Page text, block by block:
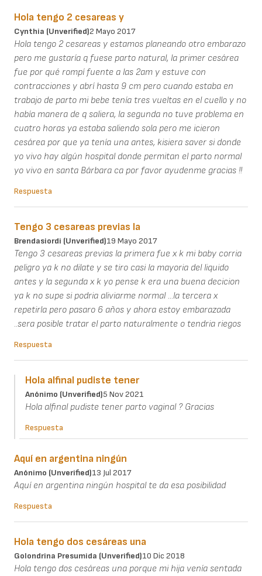
Hola tengo 2 cesareas y
Cynthia (unverified)2 Mayo 2017
Hola tengo 2 cesareas y estamos planeando otro embarazo
pero me gustaría q fuese parto natural, la primer cesárea
fue por qué rompí fuente a las 2am y estuve con
contracciones y abrí hasta 9 cm pero cuando estaba en
trabajo de parto mi bebe tenía tres vueltas en el cuello y no
había manera de q saliera, la segunda no tuve problema en
cuatro horas ya estaba saliendo sola pero me icieron
cesárea por que ya tenía una antes, kisiera saver si donde
yo vivo hay algún hospital donde permitan el parto normal
yo vivo en santa Bárbara ca por favor ayudenme gracias !!
Respuesta
Tengo 3 cesareas previas la
Brendasiordi (unverified)19 Mayo 2017
Tengo 3 cesareas previas la primera fue x k mi baby corria
peligro ya k no dilate y se tiro casi la mayoria del liquido
antes y la segunda x k yo pense k era una buena decicion
ya k no supe si podria aliviarme normal ...la tercera x
repetirla pero pasaro 6 años y ahora estoy embarazada
..sera posible tratar el parto naturalmente o tendria riegos
Respuesta
Hola alfinal pudiste tener
Anónimo (unverified)5 Nov 2021
Hola alfinal pudiste tener parto vaginal ? Gracias
Respuesta
Aquí en argentina ningún
Anónimo (unverified)13 Jul 2017
Aquí en argentina ningún hospital te da esa posibilidad
Respuesta
Hola tengo dos cesáreas una
Golondrina Presumida (unverified)10 Dic 2018
Hola tengo dos cesáreas una porque mi hija venía sentada